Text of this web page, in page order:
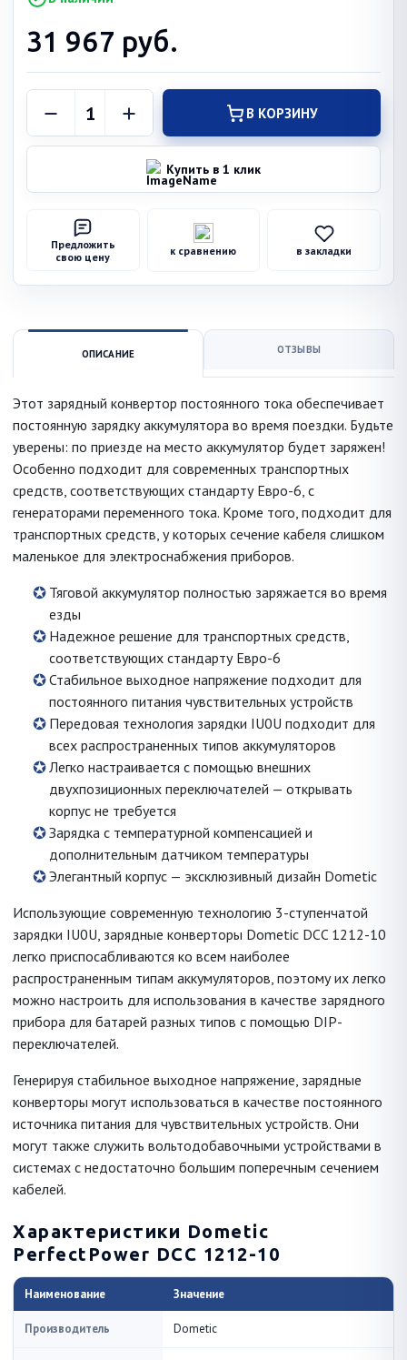
31 967 руб.
В КОРЗИНУ
Купить в 1 клик
Предложить
свою цену
к сравнению в закладки
ОПИСАНИЕ ОТЗЫВЫ
Этот зарядный конвертор постоянного тока обеспечивает
постоянную зарядку аккумулятора во время поездки. Будьте
уверены: по приезде на место аккумулятор будет заряжен!
Особенно подходит для современных транспортных
средств, соответствующих стандарту Евро-6, с
генераторами переменного тока. Кроме того, подходит для
транспортных средств, у которых сечение кабеля слишком
маленькое для электроснабжения приборов.
Тяговой аккумулятор полностью заряжается во время
езды
Надежное решение для транспортных средств,
соответствующих стандарту Евро-6
Стабильное выходное напряжение подходит для
постоянного питания чувствительных устройств
Передовая технология зарядки IU0U подходит для
всех распространенных типов аккумуляторов
Легко настраивается с помощью внешних
двухпозиционных переключателей — открывать
корпус не требуется
Зарядка с температурной компенсацией и
дополнительным датчиком температуры
Элегантный корпус — эксклюзивный дизайн Dometic
Использующие современную технологию 3-ступенчатой
зарядки IU0U, зарядные конверторы Dometic DCC 1212-10
легко приспосабливаются ко всем наиболее
распространенным типам аккумуляторов, поэтому их легко
можно настроить для использования в качестве зарядного
прибора для батарей разных типов с помощью DIP-
переключателей.
Генерируя стабильное выходное напряжение, зарядные
конверторы могут использоваться в качестве постоянного
источника питания для чувствительных устройств. Они
могут также служить вольтодобавочными устройствами в
системах с недостаточно большим поперечным сечением
кабелей.
Характеристики Dometic
PerfectPower DCC 1212-10
Наименование Значение
Производитель Dometic